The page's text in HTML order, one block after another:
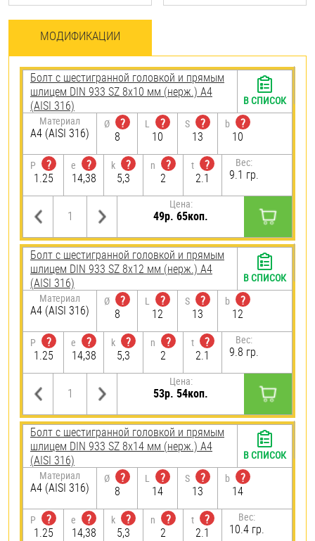
МОДИФИКАЦИИ
Болт с шестигранной головкой и прямым
шлицем DIN 933 SZ 8х10 мм (нерж.) A4
(AISI 316)
Материал
A4 (AISI 316)
Ø
?
8
L
?
10
S
?
13
b
?
10
P
?
1.25
e
?
14,38
k
?
5,3
n
?
2
t
?
2.1
Вес:
9.1 гр.
Цена:
49р. 65коп.
В СПИСОК
Болт с шестигранной головкой и прямым
шлицем DIN 933 SZ 8х12 мм (нерж.) A4
(AISI 316)
Материал
A4 (AISI 316)
Ø
?
8
L
?
12
S
?
13
b
?
12
P
?
1.25
e
?
14,38
k
?
5,3
n
?
2
t
?
2.1
Вес:
9.8 гр.
Цена:
53р. 54коп.
В СПИСОК
Болт с шестигранной головкой и прямым
шлицем DIN 933 SZ 8х14 мм (нерж.) A4
(AISI 316)
Материал
A4 (AISI 316)
Ø
?
8
L
?
14
S
?
13
b
?
14
P
?
1.25
e
?
14,38
k
?
5,3
n
?
2
t
?
2.1
Вес:
10.4 гр.
В СПИСОК